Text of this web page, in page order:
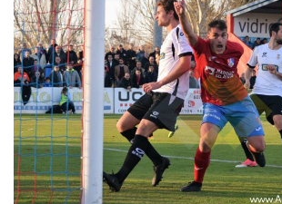
a
n
e
m
a
i
l